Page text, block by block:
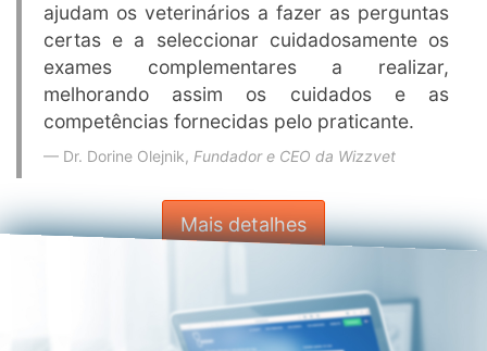
ajudam os veterinários a fazer as perguntas
certas e a seleccionar cuidadosamente os
exames complementares a realizar,
melhorando assim os cuidados e as
competências fornecidas pelo praticante.
Dr. Dorine Olejnik, Fundador e CEO da Wizzvet
Mais detalhes